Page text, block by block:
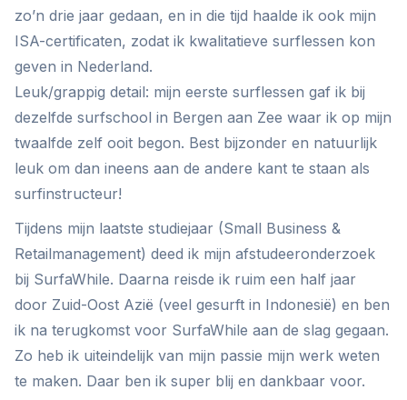
zo’n drie jaar gedaan, en in die tijd haalde ik ook mijn
ISA-certificaten, zodat ik kwalitatieve surflessen kon
geven in Nederland.
Leuk/grappig detail: mijn eerste surflessen gaf ik bij
dezelfde surfschool in Bergen aan Zee waar ik op mijn
twaalfde zelf ooit begon. Best bijzonder en natuurlijk
leuk om dan ineens aan de andere kant te staan als
surfinstructeur!
Tijdens mijn laatste studiejaar (Small Business &
Retailmanagement) deed ik mijn afstudeeronderzoek
bij SurfaWhile. Daarna reisde ik ruim een half jaar
door Zuid-Oost Azië (veel gesurft in Indonesië) en ben
ik na terugkomst voor SurfaWhile aan de slag gegaan.
Zo heb ik uiteindelijk van mijn passie mijn werk weten
te maken. Daar ben ik super blij en dankbaar voor.